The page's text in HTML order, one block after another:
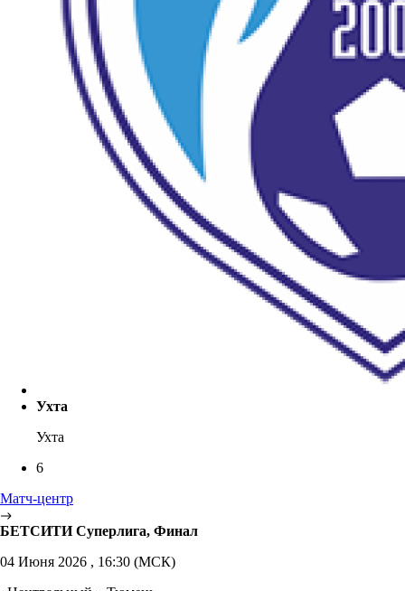
Ухта
Ухта
6
Матч-центр
БЕТСИТИ Суперлига, Финал
04 Июня 2026 , 16:30 (МСК)